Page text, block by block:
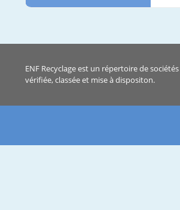
ENF Recyclage est un répertoire de
vérifiée, classée et mise à dispositon.